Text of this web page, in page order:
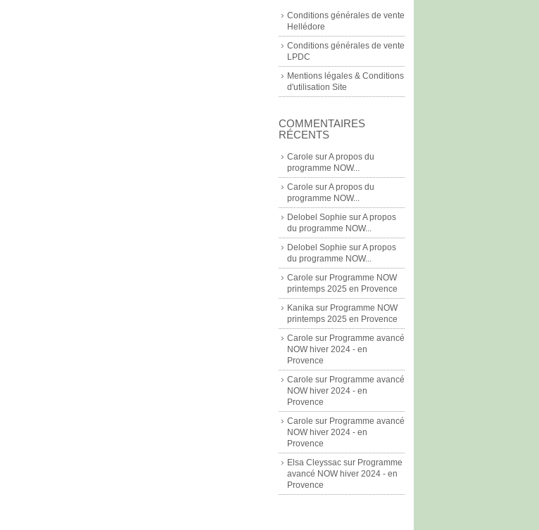
Conditions générales de vente
Hellédore
Conditions générales de vente
LPDC
Mentions légales & Conditions
d'utilisation Site
COMMENTAIRES
RÉCENTS
Carole surA propos du
programme NOW...
Carole surA propos du
programme NOW...
Delobel Sophie surA propos
du programme NOW...
Delobel Sophie surA propos
du programme NOW...
Carole sur Programme NOW
printemps 2025 en Provence
Kanika sur Programme NOW
printemps 2025 en Provence
Carole sur Programme avancé
NOW hiver 2024 - en
Provence
Carole sur Programme avancé
NOW hiver 2024 - en
Provence
Carole sur Programme avancé
NOW hiver 2024 - en
Provence
Elsa Cleyssac sur Programme
avancé NOW hiver 2024 - en
Provence